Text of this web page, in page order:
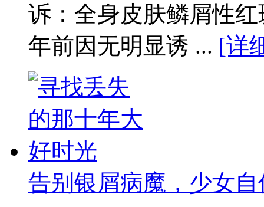
诉：全身皮肤鳞屑性
年前因无明显诱 ... [详
告别银屑病魔，少女